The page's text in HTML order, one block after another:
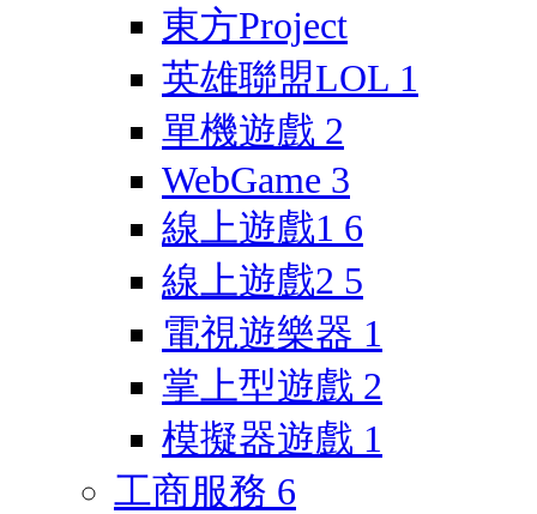
東方Project
英雄聯盟LOL 1
單機遊戲 2
WebGame 3
線上遊戲1 6
線上遊戲2 5
電視遊樂器 1
掌上型遊戲 2
模擬器遊戲 1
工商服務 6